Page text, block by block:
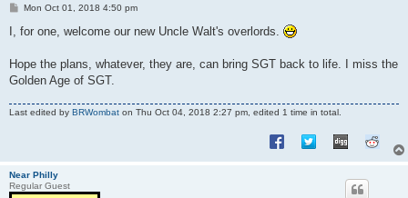
P
s
Mon Oct 01, 2018 4:50 pm
I, for one, welcome our new Uncle Walt's overlords.
Hope the plans, whatever, they are, can bring SGT back to life. I miss the
Golden Age of SGT.
Last edited by BRWombat on Thu Oct 04, 2018 2:27 pm, edited 1 time in total.
Near Philly
Regular Guest